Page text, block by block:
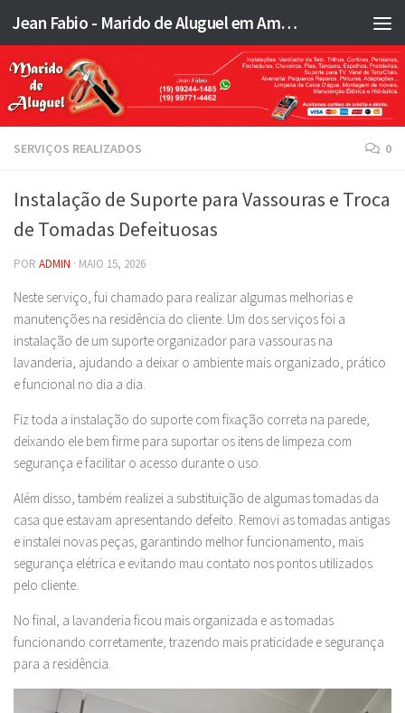
Skip to content Jean Fabio - Marido de Aluguel em Americana SP e região - JFMA
SERVIÇOS REALIZADOS 0
Instalação de Suporte para Vassouras e Troca
de Tomadas Defeituosas
POR ADMIN · MAIO 15, 2026
Neste serviço, fui chamado para realizar algumas melhorias e
manutenções na residência do cliente. Um dos serviços foi a
instalação de um suporte organizador para vassouras na
lavanderia, ajudando a deixar o ambiente mais organizado, prático
e funcional no dia a dia.
Fiz toda a instalação do suporte com fixação correta na parede,
deixando ele bem firme para suportar os itens de limpeza com
segurança e facilitar o acesso durante o uso.
Além disso, também realizei a substituição de algumas tomadas da
casa que estavam apresentando defeito. Removi as tomadas antigas
e instalei novas peças, garantindo melhor funcionamento, mais
segurança elétrica e evitando mau contato nos pontos utilizados
pelo cliente.
No final, a lavanderia ficou mais organizada e as tomadas
funcionando corretamente, trazendo mais praticidade e segurança
para a residência.